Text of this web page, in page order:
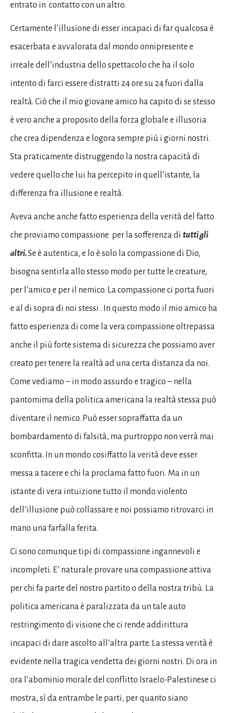
entrato in contatto con un altro.
Certamente l’illusione di esser incapaci di far qualcosa è
esacerbata e avvalorata dal mondo onnipresente e
irreale dell’industria dello spettacolo che ha il solo
intento di farci essere distratti 24 ore su 24 fuori dalla
realtà. Ciò che il mio giovane amico ha capito di se stesso
è vero anche a proposito della forza globale e illusoria
che crea dipendenza e logora sempre più i giorni nostri.
Sta praticamente distruggendo la nostra capacità di
vedere quello che lui ha percepito in quell’istante, la
differenza fra illusione e realtà.
Aveva anche anche fatto esperienza della verità del fatto
che proviamo compassione per la sofferenza di tutti gli
altri.Se è autentica, e lo è solo la compassione di Dio,
bisogna sentirla allo stesso modo per tutte le creature,
per l’amico e per il nemico. La compassione ci porta fuori
e al di sopra di noi stessi . In questo modo il mio amico ha
fatto esperienza di come la vera compassione oltrepassa
anche il più forte sistema di sicurezza che possiamo aver
creato per tenere la realtà ad una certa distanza da noi.
Come vediamo – in modo assurdo e tragico – nella
pantomima della politica americana la realtà stessa può
diventare il nemico. Può esser sopraffatta da un
bombardamento di falsità, ma purtroppo non verrà mai
sconfitta. In un mondo cosiffatto la verità deve esser
messa a tacere e chi la proclama fatto fuori. Ma in un
istante di vera intuizione tutto il mondo violento
dell’illusione può collassare e noi possiamo ritrovarci in
mano una farfalla ferita.
Ci sono comunque tipi di compassione ingannevoli e
incompleti. E’ naturale provare una compassione attiva
per chi fa parte del nostro partito o della nostra tribù. La
politica americana è paralizzata da un tale auto
restringimento di visione che ci rende addirittura
incapaci di dare ascolto all’altra parte. La stessa verità è
evidente nella tragica vendetta dei giorni nostri. Di ora in
ora l’abominio morale del conflitto Israelo-Palestinese ci
mostra, sì da entrambe le parti, per quanto siano